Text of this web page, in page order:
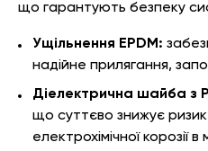
що гарантують безпеку
Ущільнення EPDM:
надійне прилягання,
Діелектрична шайба з
що суттєво знижує
електрохімічної корозії в